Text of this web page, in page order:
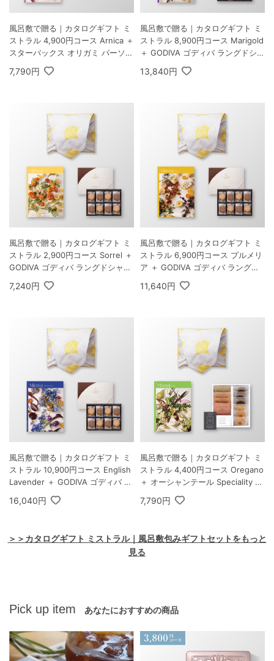
風呂敷で贈る｜カタログギフト ミ
ストラル 4,900円コース Arnica ＋
スターバックス オリガミ パーソナ
ルドリップ コーヒーギフトB
7,790円
風呂敷で贈る｜カタログギフト ミ
ストラル 8,900円コース Marigold
＋ GODIVA ゴディバ ラングドシャ
クッキーアソートメント 30枚入
13,840円
風呂敷で贈る｜カタログギフト ミ
ストラル 2,900円コース Sorrel ＋
GODIVA ゴディバ ラングドシャク
ッキーアソートメント 30枚入
7,240円
風呂敷で贈る｜カタログギフト ミ
ストラル 6,900円コース プルメリ
ア ＋ GODIVA ゴディバ ラングド
シャクッキーアソートメント 30枚
入
11,640円
風呂敷で贈る｜カタログギフト ミ
ストラル 10,900円コース English
Lavender ＋ GODIVA ゴディバ ラ
ングドシャクッキーアソートメン
ト 30枚入
16,040円
風呂敷で贈る｜カタログギフト ミ
ストラル 4,400円コース Oregano
＋ オーシャンテール Speciality C
offee＆バームセット A
7,790円
＞＞カタログギフト ミストラル｜風呂敷包みギフトセットをもっと
見る
Pick up item あなたにおすすめの商品